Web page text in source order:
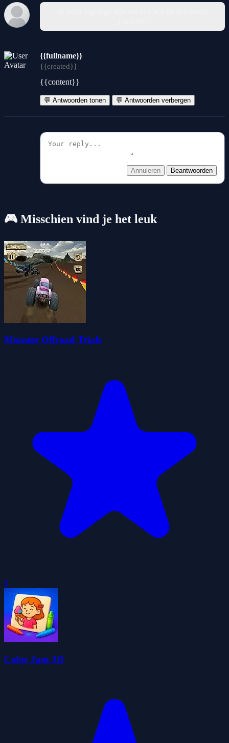
{{fullname}}
{{created}}
{{content}}
💬 Antwoorden tonen 💬 Antwoorden verbergen
Annuleren Beantwoorden
🎮 Misschien vind je het leuk
Monster Offroad Trials
0
Color Jam 3D